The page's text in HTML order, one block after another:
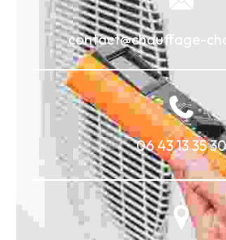
contact@chauffage-
06 43 13 35 30